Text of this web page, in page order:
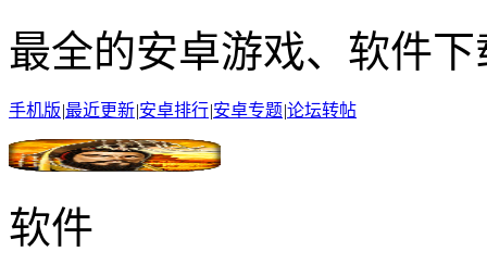
最全的安卓游戏、软件下
手机版|最近更新|安卓排行|安卓专题|论坛转帖
软件